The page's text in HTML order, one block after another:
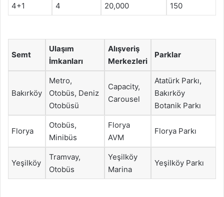
4+1 4 20,000 150
Semt
Ulaşım
İmkanları
Alışveriş
Merkezleri
Parklar
Bakırköy
Metro,
Otobüs, Deniz
Otobüsü
Capacity,
Carousel
Atatürk Parkı,
Bakırköy
Botanik Parkı
Florya
Otobüs,
Minibüs
Florya
AVM
Florya Parkı
Yeşilköy
Tramvay,
Otobüs
Yeşilköy
Marina
Yeşilköy Parkı